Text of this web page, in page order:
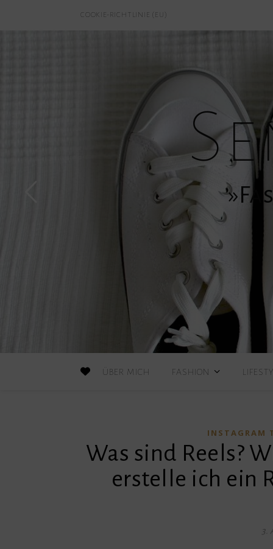
COOKIE-RICHTLINIE (EU)
ÜBER MICH FASHION
INSTAGRAM
Was sind Reels?
erstelle ich ein
3.